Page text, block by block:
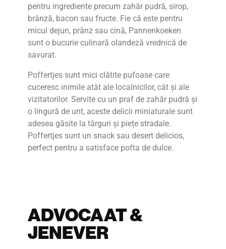
pentru ingrediente precum zahăr pudră, sirop,
brânză, bacon sau fructe. Fie că este pentru
micul dejun, prânz sau cină, Pannenkoeken
sunt o bucurie culinară olandeză vrednică de
savurat.
Poffertjes sunt mici clătite pufoase care
cuceresc inimile atât ale localnicilor, cât și ale
vizitatorilor. Servite cu un praf de zahăr pudră și
o lingură de unt, aceste delicii miniaturale sunt
adesea găsite la târguri și piețe stradale.
Poffertjes sunt un snack sau desert delicios,
perfect pentru a satisface pofta de dulce.
ADVOCAAT &
JENEVER